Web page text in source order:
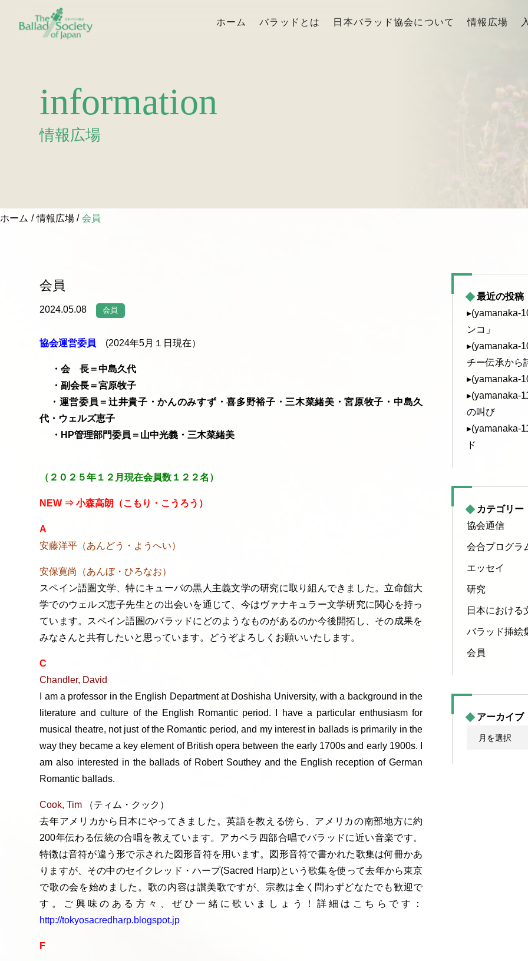
ホーム バラッドとは 日本バラッド協会について 情報広場
information
情報広場
ホーム 情報広場 会員
会員
2024.05.08 会員
協会運営委員 (2024年5月１日現在）
・会 長＝中島久代
・副会長＝宮原牧子
・運営委員＝辻井貴子・かんのみすず・喜多野裕子・三木菜緒美・宮原牧子・中島久
代・ウェルズ恵子
・HP管理部門委員＝山中光義・三木菜緒美
（２０２５年１ ２ 月現在会員数１２２名）
NEW ⇒ 小森高朗（こもり・こうろう）
A
安藤洋平（あんどう・ようへい）
安保寛尚（あんぼ・ひろなお）
スペイン語圏文学、特にキューバの黒人主義文学の研究に取り組んできました。立命館大
学でのウェルズ恵子先生との出会いを通じて、今はヴァナキュラー文学研究に関心を持っ
ています。スペイン語圏のバラッドにどのようなものがあるのか今後開拓し、その成果を
みなさんと共有したいと思っています。どうぞよろしくお願いいたします。
C
Chandler, David
I am a professor in the English Department at Doshisha University, with a background in the
literature and culture of the English Romantic period. I have a particular enthusiasm for
musical theatre, not just of the Romantic period, and my interest in ballads is primarily in the
way they became a key element of British opera between the early 1700s and early 1900s. I
am also interested in the ballads of Robert Southey and the English reception of German
Romantic ballads.
Cook, Tim （ティム・クック）
去年アメリカから日本にやってきました。英語を教える傍ら、アメリカの南部地方に約
200年伝わる伝統の合唱を教えています。アカペラ四部合唱でバラッドに近い音楽です。
特徴は音符が違う形で示された図形音符を用います。図形音符で書かれた歌集は何冊かあ
りますが、その中のセイクレッド・ハープ(Sacred Harp)という歌集を使って去年から東京
で歌の会を始めました。歌の内容は讃美歌ですが、宗教は全く問わずどなたでも歓迎で
す。ご興味のある方々、ぜひ一緒に歌いましょう！詳細はこちらです：
http://tokyosacredharp.blogspot.jp
F
最近の投稿
▸(yamanaka-
ンコ」
▸(yamanaka-
チー伝承から
▸(yamanaka-
▸(yamanaka-
の叫び
▸(yamanaka-
ド
カテゴリー
協会通信
会合プログラ
エッセイ
研究
日本における
バラッド挿絵
会員
アーカイブ